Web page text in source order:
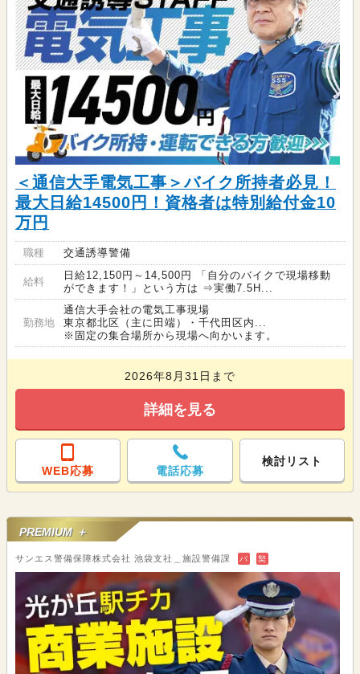
＜通信大手電気工事＞バイク所持者必見！
最大日給14500円！資格者は特別給付金10
万円
職種 交通誘導警備
給料
日給12,150円～14,500円 「自分のバイクで現場移動
ができます！」という方は ⇒実働7.5H...
勤務地
通信大手会社の電気工事現場
東京都北区（主に田端）・千代田区内...
※固定の集合場所から現場へ向かいます。
2026年8月31日まで
詳細を見る
WEB応募 電話応募
検討リスト
PREMIUM ＋
サンエス警備保障株式会社 池袋支社＿施設警備課 バ 契